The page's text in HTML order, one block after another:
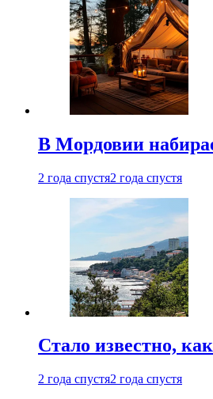
В Мордовии
2 года спустя2 года спустя
Стало известно,
2 года спустя2 года спустя